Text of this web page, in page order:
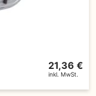
21,36 €
inkl. MwSt.